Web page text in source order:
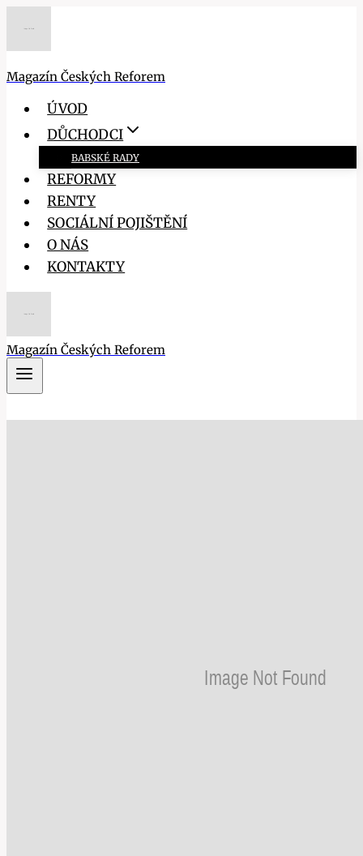
Magazín Českých Reforem
ÚVOD
DŮCHODCI
BABSKÉ RADY
REFORMY
RENTY
SOCIÁLNÍ POJIŠTĚNÍ
O NÁS
KONTAKTY
Magazín Českých Reforem